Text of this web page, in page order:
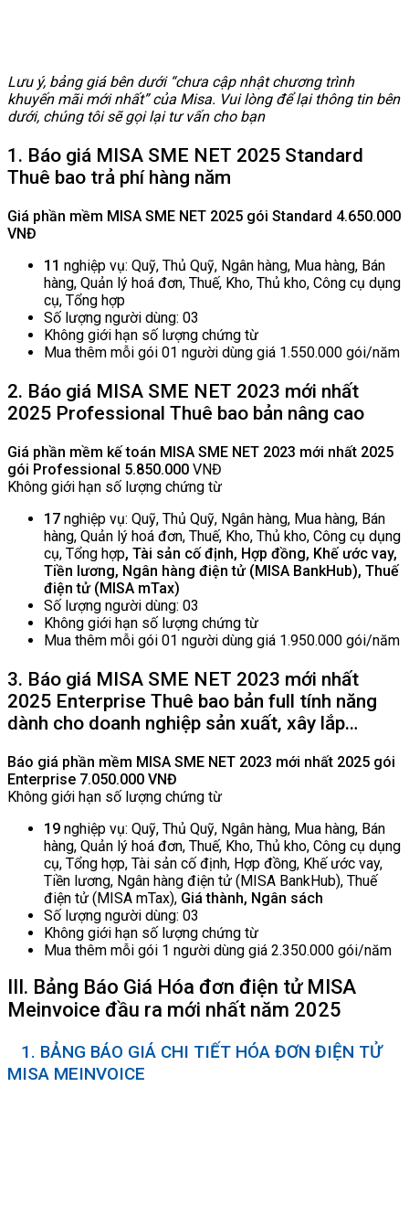
Lưu ý, bảng giá bên dưới “chưa cập nhật chương trình
khuyến mãi mới nhất” của Misa. Vui lòng để lại thông tin bên
dưới, chúng tôi sẽ gọi lại tư vấn cho bạn
1. Báo giá MISA SME NET 2025 Standard
Thuê bao trả phí hàng năm
Giá phần mềm MISA SME NET 2025 gói Standard 4.650.000
VNĐ
11 nghiệp vụ: Quỹ, Thủ Quỹ, Ngân hàng, Mua hàng, Bán
hàng, Quản lý hoá đơn, Thuế, Kho, Thủ kho, Công cụ dụng
cụ, Tổng hợp
Số lượng người dùng: 03
Không giới hạn số lượng chứng từ
Mua thêm mỗi gói 01 người dùng giá 1.550.000 gói/năm
2. Báo giá MISA SME NET 2023 mới nhất
2025 Professional Thuê bao bản nâng cao
Giá phần mềm kế toán MISA SME NET 2023 mới nhất 2025
gói Professional 5.850.000 VNĐ
Không giới hạn số lượng chứng từ
17 nghiệp vụ: Quỹ, Thủ Quỹ, Ngân hàng, Mua hàng, Bán
hàng, Quản lý hoá đơn, Thuế, Kho, Thủ kho, Công cụ dụng
cụ, Tổng hợp, Tài sản cố định, Hợp đồng, Khế ước vay,
Tiền lương, Ngân hàng điện tử (MISA BankHub), Thuế
điện tử (MISA mTax)
Số lượng người dùng: 03
Không giới hạn số lượng chứng từ
Mua thêm mỗi gói 01 người dùng giá 1.950.000 gói/năm
3. Báo giá MISA SME NET 2023 mới nhất
2025 Enterprise Thuê bao bản full tính năng
dành cho doanh nghiệp sản xuất, xây lắp…
Báo giá phần mềm MISA SME NET 2023 mới nhất 2025 gói
Enterprise 7.050.000 VNĐ
Không giới hạn số lượng chứng từ
19 nghiệp vụ: Quỹ, Thủ Quỹ, Ngân hàng, Mua hàng, Bán
hàng, Quản lý hoá đơn, Thuế, Kho, Thủ kho, Công cụ dụng
cụ, Tổng hợp, Tài sản cố định, Hợp đồng, Khế ước vay,
Tiền lương, Ngân hàng điện tử (MISA BankHub), Thuế
điện tử (MISA mTax), Giá thành, Ngân sách
Số lượng người dùng: 03
Không giới hạn số lượng chứng từ
Mua thêm mỗi gói 1 người dùng giá 2.350.000 gói/năm
III. Bảng Báo Giá Hóa đơn điện tử MISA
Meinvoice đầu ra mới nhất năm 2025
1. BẢNG BÁO GIÁ CHI TIẾT HÓA ĐƠN ĐIỆN TỬ
MISA MEINVOICE